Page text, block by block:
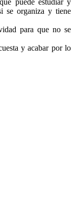
puede estudiar y
se organiza y tiene
para que no se
y acabar por lo